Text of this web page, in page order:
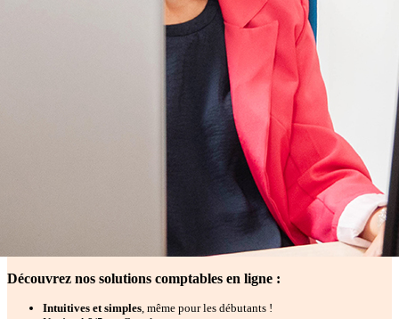
Découvrez nos solutions comptables en ligne :
Intuitives et simples, même pour les débutants !